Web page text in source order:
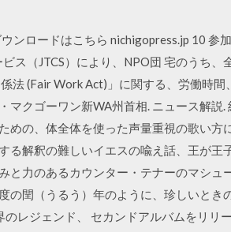
ンロードはこちら nichigopress.jp 10 参
ス（JTCS）により、NPO団 宅のうち
法 (Fair Work Act)」に関する、労働時
マクゴーワン新WA州首相. ニュース解
めの、体全体を使った声量重視の歌い
る解釈の難しいイエスの喩え話、王が
と力のあるカウンター・テナーのマシ
の閏（うるう）年のように、珍しいと
レジェンド、 セカンドアルバムをリリ